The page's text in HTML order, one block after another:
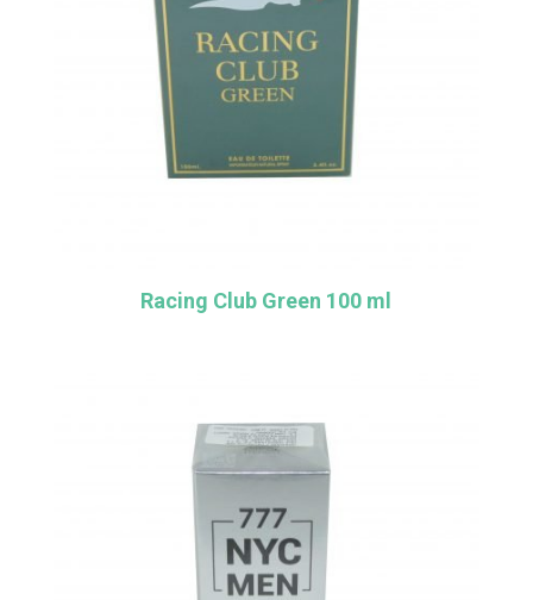
Racing Club Green 100 ml